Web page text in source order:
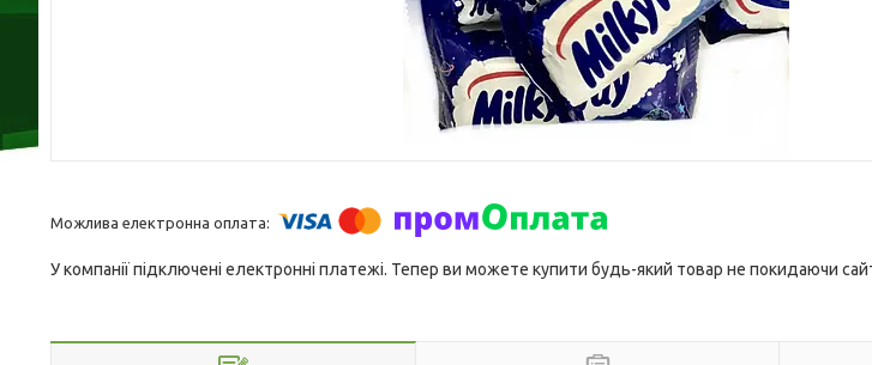
У компанії підключені електронні платежі. Тепер ви можете купити будь-який товар не покидаючи